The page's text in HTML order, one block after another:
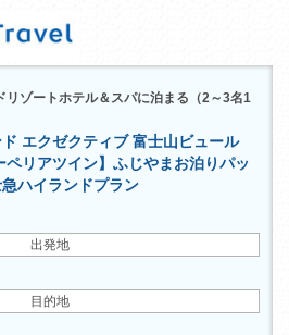
リゾートホテル＆スパに泊まる（2～3名1
ド エクゼクティブ 富士山ビュール
ペリアツイン】ふじやまお泊りパッ
ハイランドプラン
出発地
目的地